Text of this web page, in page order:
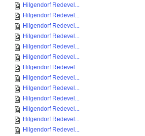
Hilgendorf Redevel...
Hilgendorf Redevel...
Hilgendorf Redevel...
Hilgendorf Redevel...
Hilgendorf Redevel...
Hilgendorf Redevel...
Hilgendorf Redevel...
Hilgendorf Redevel...
Hilgendorf Redevel...
Hilgendorf Redevel...
Hilgendorf Redevel...
Hilgendorf Redevel...
Hilgendorf Redevel...